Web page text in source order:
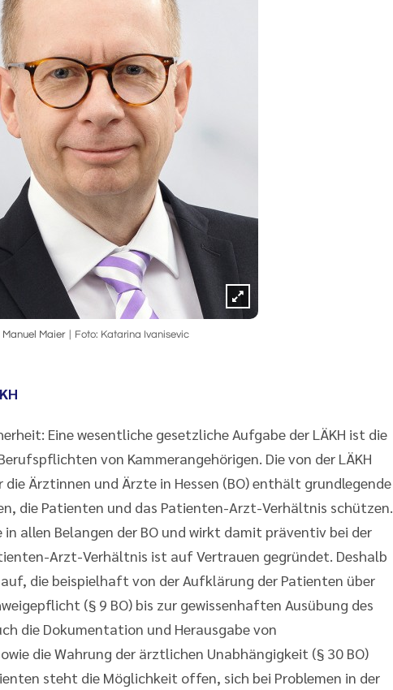
Manuel Maier Foto: Katarina Ivanisevic
Eine wesentliche gesetzliche Aufgabe der LÄKH ist die
von Kammerangehörigen. Die von der LÄKH
Ärztinnen und Ärzte in Hessen (BO) enthält grundlegende
die Patienten und das Patienten-Arzt-Verhältnis schützen.
allen Belangen der BO und wirkt damit präventiv bei der
Arzt-Verhältnis ist auf Vertrauen gegründet. Deshalb
die beispielhaft von der Aufklärung der Patienten über
(§ 9 BO) bis zur gewissenhaften Ausübung des
die Dokumentation und Herausgabe von
die Wahrung der ärztlichen Unabhängigkeit (§ 30 BO)
steht die Möglichkeit offen, sich bei Problemen in der